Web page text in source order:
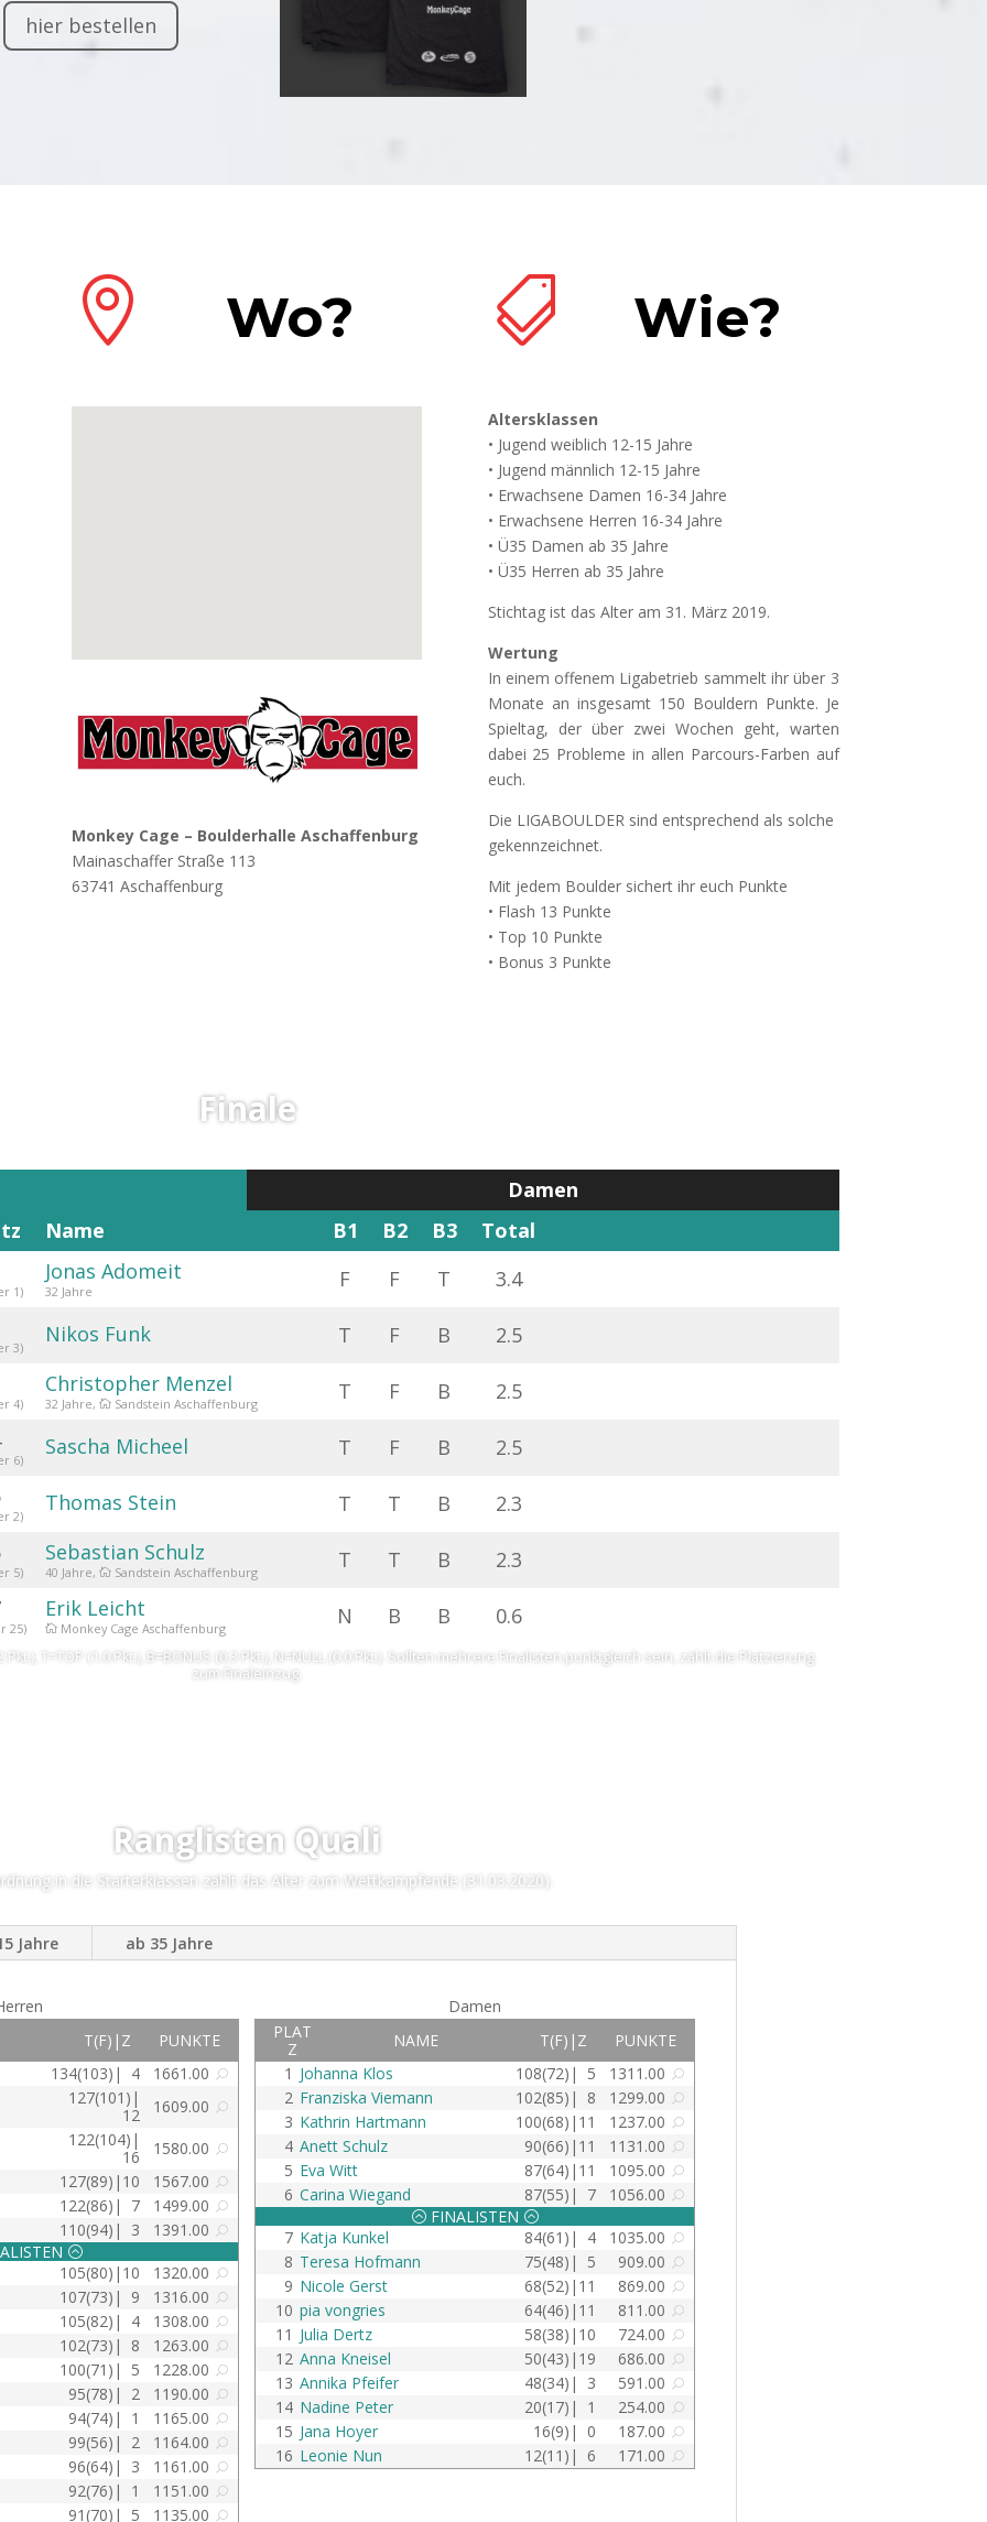
hier bestellen
 Wo?
Monkey Cage – Boulderhalle Aschaffenburg
Mainaschaffer Straße 113
63741 Aschaffenburg
 Wie?
Altersklassen
• Jugend weiblich 12-15 Jahre
• Jugend männlich 12-15 Jahre
• Erwachsene Damen 16-34 Jahre
• Erwachsene Herren 16-34 Jahre
• Ü35 Damen ab 35 Jahre
• Ü35 Herren ab 35 Jahre
Stichtag ist das Alter am 31. März 2019.
Wertung
In einem offenem Ligabetrieb sammelt ihr über 3
Monate an insgesamt 150 Bouldern Punkte. Je
Spieltag, der über zwei Wochen geht, warten
dabei 25 Probleme in allen Parcours-Farben auf
euch.
Die LIGABOULDER sind entsprechend als solche
gekennzeichnet.
Mit jedem Boulder sichert ihr euch Punkte
• Flash 13 Punkte
• Top 10 Punkte
• Bonus 3 Punkte
Finale
Damen
Name B1 B2 B3
Total
1)
Jonas Adomeit
32 Jahre F F T
3.4
3)
Nikos Funk T F B
2.5
4)
Christopher Menzel
32 Jahre, Sandstein Aschaffenburg T F B
2.5
6)
Sascha Micheel T F B
2.5
2)
Thomas Stein T T B
2.3
5)
Sebastian Schulz
40 Jahre, Sandstein Aschaffenburg T T B
2.3
25)
Erik Leicht
Monkey Cage Aschaffenburg N B B 0.6
T=TOP (1.0 Pkt.), B=BONUS (0.3 Pkt.), N=NULL (0.0 Pkt.). Sollten mehrere Finalisten punktgleich sein, zählt die Platzierung
zum Finaleinzug.
Ranglisten Quali
in die Starterklassen zählt das Alter zum Wettkampfende (31.03.2020).
Jahre ab 35 Jahre
T(F)|Z
PUNKTE
134(103)|
4 1661.00 U
127(101)|
12
1609.00 U
122(104)|
16
1580.00 U
127(89)| 10 1567.00 U
122(86)| 7 1499.00 U
110(94)| 3 1391.00 U
:
105(80)| 10 1320.00 U
107(73)| 9 1316.00 U
105(82)| 4 1308.00 U
102(73)| 8 1263.00 U
100(71)| 5 1228.00 U
95(78)| 2 1190.00 U
94(74)| 1 1165.00 U
99(56)| 2 1164.00 U
96(64)| 3 1161.00 U
92(76)| 1 1151.00 U
91(70)| 5 1135.00 U
Damen
PLAT
Z
NAME T(F)|Z
PUNKTE
1 Johanna Klos 108(72)| 5 1311.00 U
2 Franziska Viemann 102(85)| 8 1299.00 U
3 Kathrin Hartmann 100(68)| 11 1237.00 U
4 Anett Schulz 90(66)| 11 1131.00 U
5 Eva Witt 87(64)| 11 1095.00 U
6 Carina Wiegand 87(55)| 7 1056.00 U
: FINALISTEN :
7 Katja Kunkel 84(61)| 4 1035.00 U
8 Teresa Hofmann 75(48)| 5 909.00 U
9 Nicole Gerst 68(52)| 11 869.00 U
10 pia vongries 64(46)| 11 811.00 U
11 Julia Dertz 58(38)| 10 724.00 U
12 Anna Kneisel 50(43)| 19 686.00 U
13 Annika Pfeifer 48(34)| 3 591.00 U
14 Nadine Peter 20(17)| 1 254.00 U
15 Jana Hoyer 16(9)| 0 187.00 U
16 Leonie Nun 12(11)| 6 171.00 U